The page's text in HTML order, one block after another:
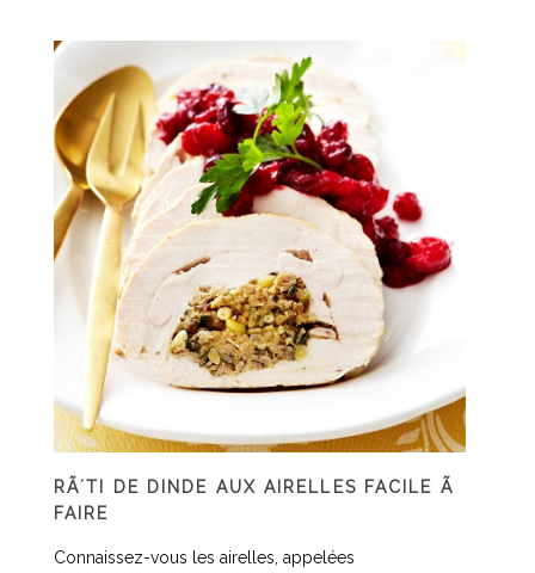
RÃ´TI DE DINDE AUX AIRELLES FACILE Ã
FAIRE
Connaissez-vous les airelles, appelées